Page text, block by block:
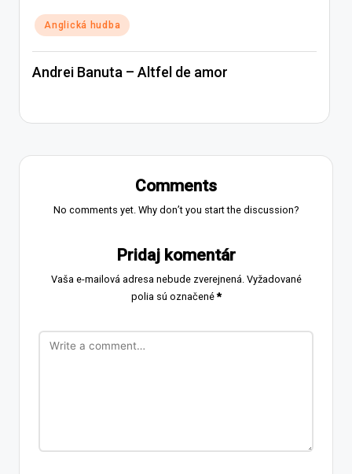
Posted
in
Anglická hudba
Andrei Banuta – Altfel de amor
Comments
No comments yet. Why don’t you start the discussion?
Pridaj komentár
Vaša e-mailová adresa nebude zverejnená. Vyžadované
polia sú označené*